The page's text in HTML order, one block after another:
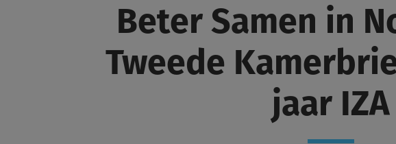
Beter Samen in
Tweede
jaar IZA